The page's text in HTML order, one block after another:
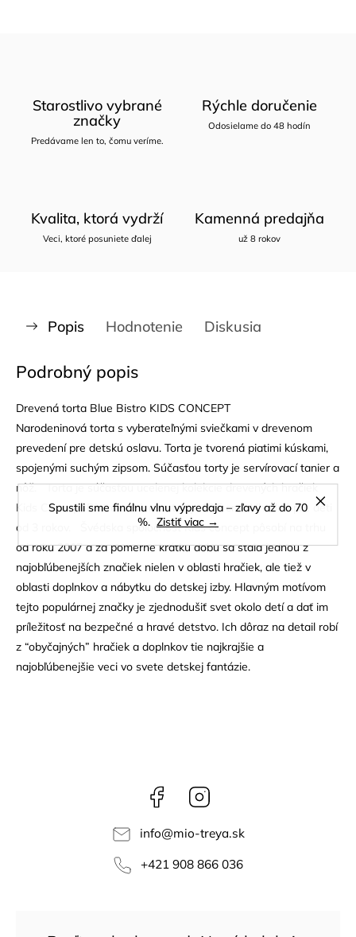
Spustili sme finálnu vlnu výpredaja – zľavy až do 70
%. Zistiť viac →
Starostlivo vybrané
značky
Predávame len to, čomu veríme.
Rýchle doručenie
Odosielame do 48 hodín
Kvalita, ktorá vydrží
Veci, ktoré posuniete ďalej
Kamenná predajňa
už 8 rokov
Popis Hodnotenie Diskusia
Podrobný popis
Drevená torta Blue Bistro KIDS CONCEPT
Narodeninová torta s vyberateľnými sviečkami v drevenom
prevedení pre detskú oslavu. Torta je tvorená piatimi kúskami,
spojenými suchým zipsom. Súčasťou torty je servírovací tanier a
nôž. Torta je súčasťou ucelenej kolekcie drevených hračiek
Kids Concept Bistro. Priemer torty: 18,5 cm Vhodné pre deti
od 3 rokov. Švédska spoločnosť Kids concept pôsobí na trhu
od roku 2007 a za pomerne krátku dobu sa stala jednou z
najobľúbenejších značiek nielen v oblasti hračiek, ale tiež v
oblasti doplnkov a nábytku do detskej izby. Hlavným motívom
tejto populárnej značky je zjednodušiť svet okolo detí a dať im
príležitosť na bezpečné a hravé detstvo. Ich dôraz na detail robí
z “obyčajných” hračiek a doplnkov tie najkrajšie a
najobľúbenejšie veci vo svete detskej fantázie.
Facebook
info@mio-treya.sk
+421 908 866 036